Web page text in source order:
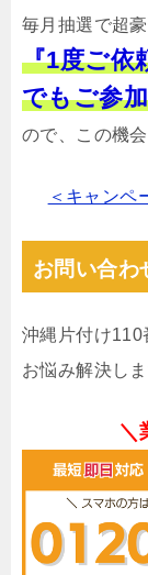
毎月抽選で超
『1度ご依
でもご参
ので、この機
＜キャンペ
お問い合わ
沖縄片付け110
お悩み解決し
＼